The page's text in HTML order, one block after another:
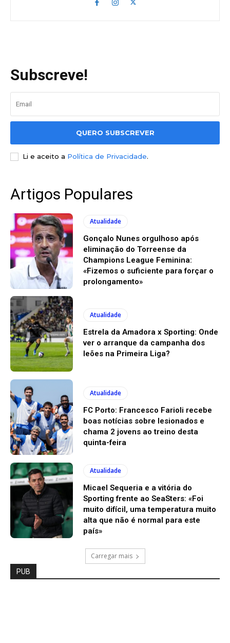
Subscreve!
QUERO SUBSCREVER
Li e aceito a Política de Privacidade.
Artigos Populares
Atualidade
Gonçalo Nunes orgulhoso após
eliminação do Torreense da
Champions League Feminina:
«Fizemos o suficiente para forçar o
prolongamento»
Atualidade
Estrela da Amadora x Sporting: Onde
ver o arranque da campanha dos
leões na Primeira Liga?
Atualidade
FC Porto: Francesco Farioli recebe
boas notícias sobre lesionados e
chama 2 jovens ao treino desta
quinta-feira
Atualidade
Micael Sequeria e a vitória do
Sporting frente ao SeaSters: «Foi
muito difícil, uma temperatura muito
alta que não é normal para este
país»
Carregar mais
PUB